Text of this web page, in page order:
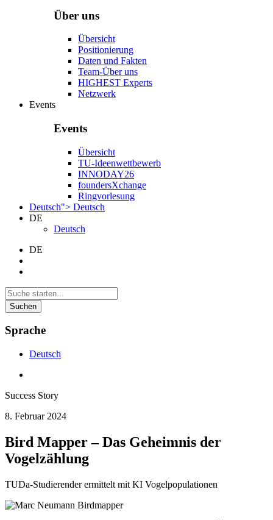
Über uns
Übersicht
Positionierung
Daten und Fakten
Team-Über uns
HIGHEST Experts
Netzwerk
Events
Events
Übersicht
TU-Ideenwettbewerb
INNODAY26
foundersXchange
Ringvorlesung
Deutsch"> Deutsch
DE
Deutsch
DE
Suchen
Sprache
Deutsch
Success Story
8. Februar 2024
Bird Mapper – Das Geheimnis der
Vogelzählung
TUDa-Studierender ermittelt mit KI Vogelpopulationen